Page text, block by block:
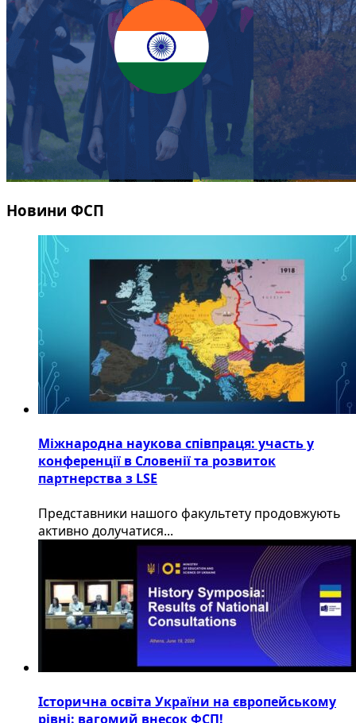
Новини ФСП
Міжнародна наукова співпраця: участь у
конференції в Словенії та розвиток
партнерства з LSE
​Представники нашого факультету продовжують
активно долучатися...
Історична освіта України на європейському
рівні: вагомий внесок ФСП!